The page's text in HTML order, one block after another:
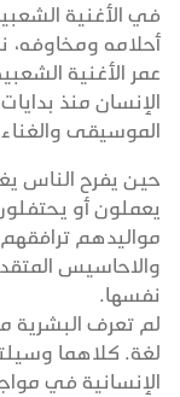
في الأغنية
أحلامه ومخاوفه،
عمر الأغنية
الإنسان منذ
الموسيقى
حين يفرح الناس
يعملون أو
مواليدهم
والاحاسيس
نفسها.
لم تعرف البشرية
لغة. كلاهما
الإنسانية في